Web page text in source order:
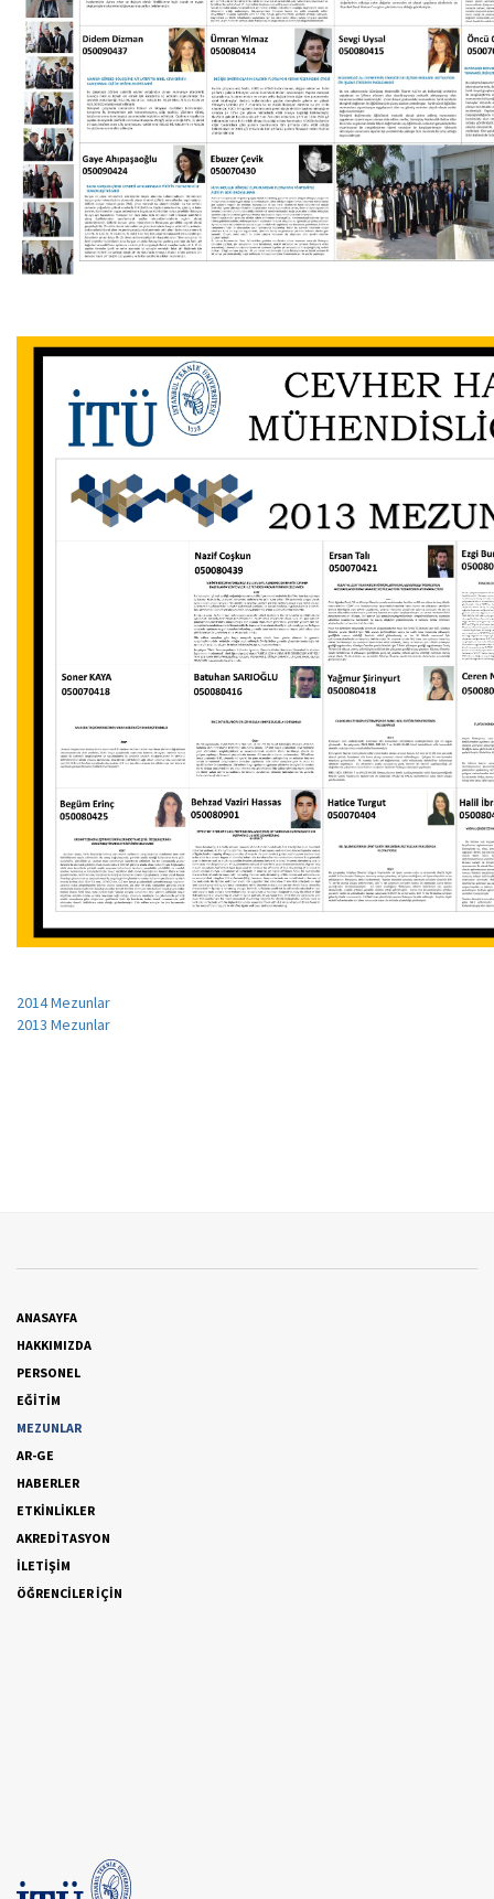
2014 Mezunlar
2013 Mezunlar
ANASAYFA
HAKKIMIZDA
PERSONEL
EĞİTİM
MEZUNLAR
AR-GE
HABERLER
ETKİNLİKLER
AKREDİTASYON
İLETİŞİM
ÖĞRENCİLER İÇİN